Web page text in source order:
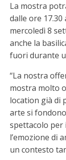
La mostra
dalle ore 17.30
mercoledì 8
anche la
fuori durante
“La nostra
mostra molto
location già di
arte si
spettacolo per
l’emozione di
un contesto